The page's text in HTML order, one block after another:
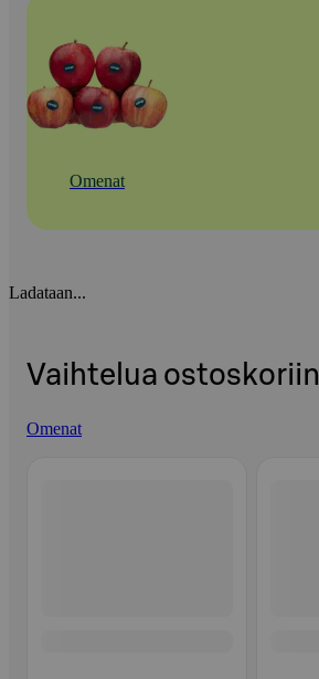
Omenat
Ladataan...
Vaihtelua ostoskoriin
Omenat